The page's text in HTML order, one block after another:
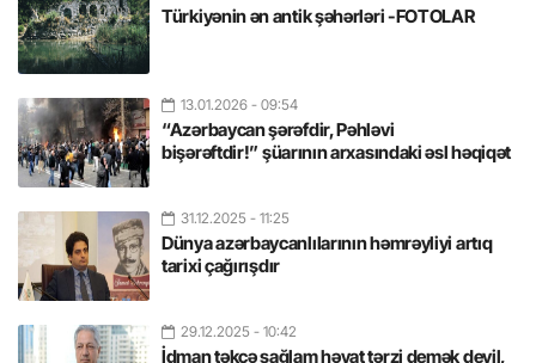
Türkiyənin ən antik şəhərləri -FOTOLAR
13.01.2026 - 09:54
“Azərbaycan şərəfdir, Pəhləvi
bişərəftdir!” şüarının arxasındaki əsl həqiqət
31.12.2025 - 11:25
Dünya azərbaycanlılarının həmrəyliyi artıq
tarixi çağırışdır
29.12.2025 - 10:42
İdman təkcə sağlam həyat tərzi demək deyil,